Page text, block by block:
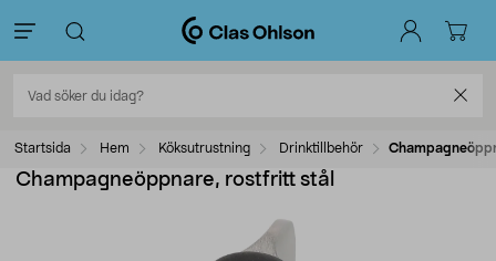
Startsida Hem Köksutrustning Drinktillbehör
Champagneöppnare, rostfritt stål